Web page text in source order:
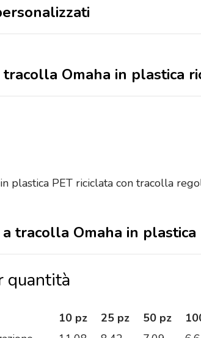
tracolla Omaha in plastica
plastica PET riciclata con tracolla
tracolla Omaha in plastica
quantità
10 pz 25 pz 50 pz